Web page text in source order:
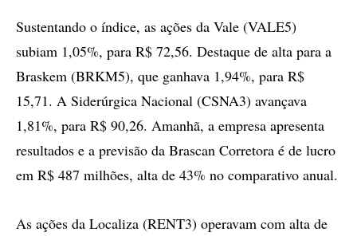
Sustentando o índice, as ações da Vale (VALE5)
subiam 1,05%, para R$ 72,56. Destaque de alta para a
Braskem (BRKM5), que ganhava 1,94%, para R$
15,71. A Siderúrgica Nacional (CSNA3) avançava
1,81%, para R$ 90,26. Amanhã, a empresa apresenta
resultados e a previsão da Brascan Corretora é de lucro
em R$ 487 milhões, alta de 43% no comparativo anual.
As ações da Localiza (RENT3) operavam com alta de